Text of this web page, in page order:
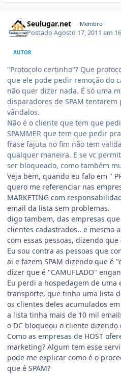
Seulugar.net Membro
PostadoAgosto 17, 2011 em
AUTOR
"Protocolo certinho"? Que
que ele pode pedir remoção do
não quer dizer nada. É só uma
disparadores de SPAM tentarem
vândalos.
Não é o cliente que tem que
SPAMMER que tem que pedir
frase fajuta no fim não tem
qualquer maneira. E se vc
ser bloqueado, como também
Veja bem, quando eu falo em "
quero me referenciar nas
MARKETING com
email da lista sem problemas.
digo tambem, das empresas
clientes cadastrados.. e mesmo
com essas pessoas, dizendo que
Eu sou contra as pessoas que
ai e fazem SPAM dizendo que é
dizer que é "CAMUFLADO"
Eu perdi a hospedagem de uma
transporte, que tinha uma lista
os clientes deles acumulados em
a lista tinha mais de 10 mil
o DC bloqueou o cliente dizendo
Como as empresas de HOST
marketing? Algum tem esse
pode me explicar como é o
que é SPAM?